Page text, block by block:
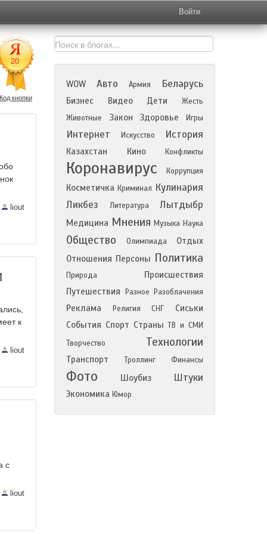
Войти
Код кнопки
liout
к
liout
с
liout
WOW Авто Армия Беларусь
Бизнес Видео Дети
Жесть
Животные
Закон Здоровье Игры
Интернет Искусство История
Казахстан Кино Конфликты
Коронавирус Коррупция
Косметичка Криминал Кулинария
Ликбез
Литература Лытдыбр
Медицина Мнения Музыка Наука
Общество Олимпиада
Отдых
Отношения Персоны Политика
Природа
Происшествия
Путешествия
Разное Разоблачения
Реклама Религия СНГ
Сиськи
События Спорт Страны ТВ и СМИ
Творчество
Технологии
Транспорт Троллинг Финансы
Фото Шоубиз Штуки
Экономика Юмор